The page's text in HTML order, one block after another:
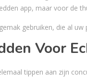
app, maar voor de
gebruiken, die al
Voor
tippen aan zijn